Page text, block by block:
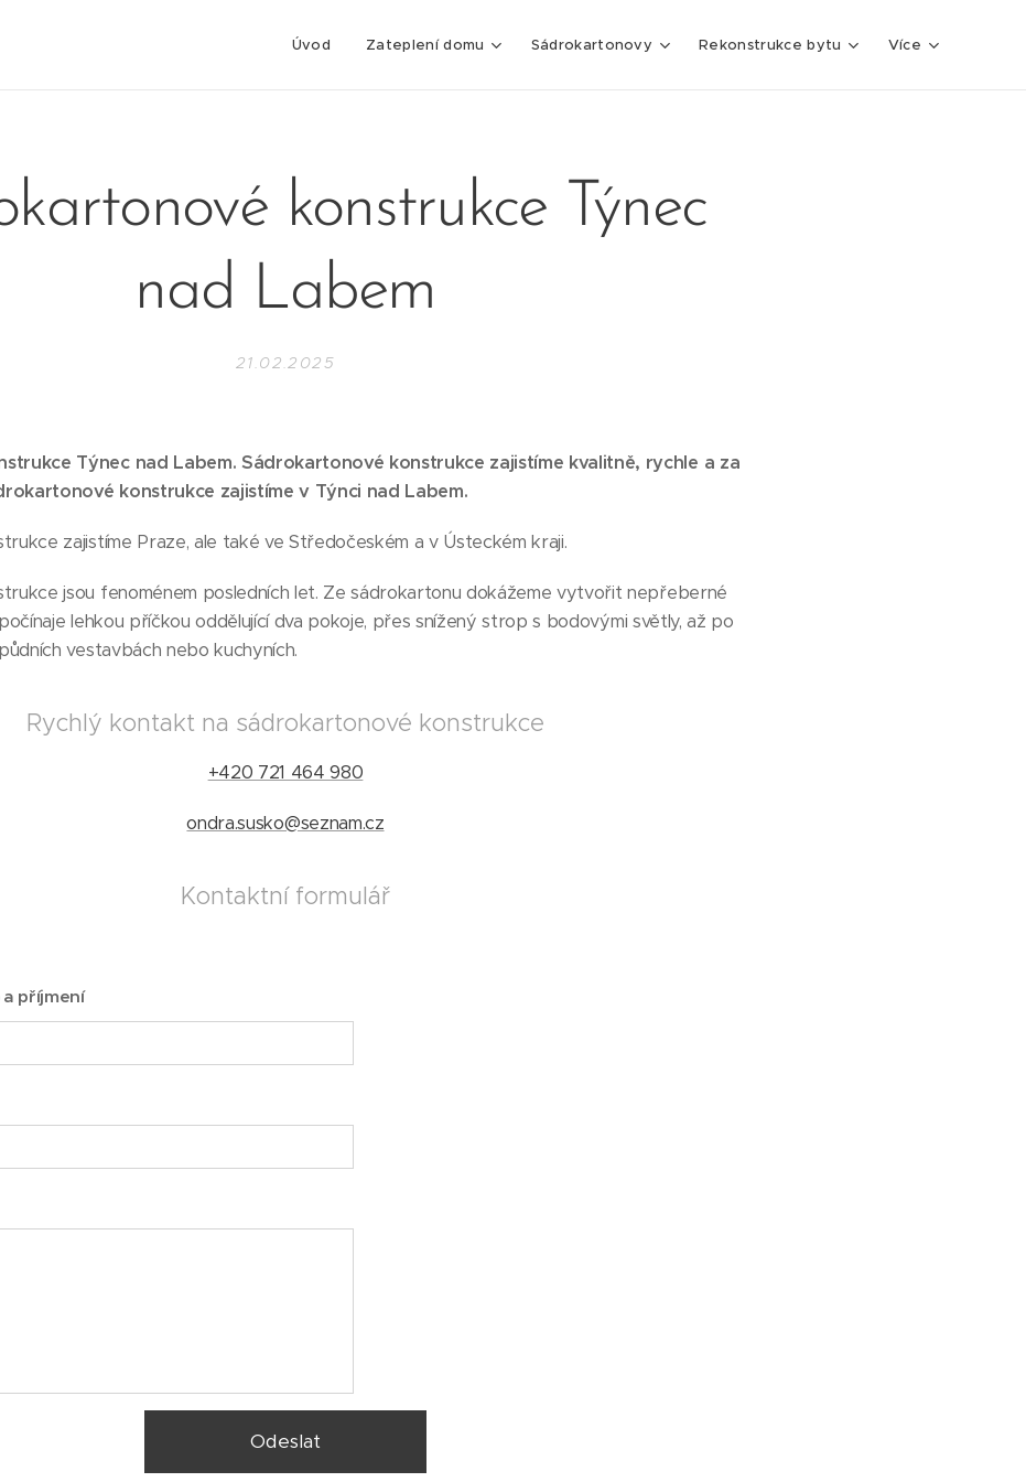
Úvod Zateplení domu Sádrokartonovy Rekonstrukce bytu Více
konstrukce Týnec
nad Labem
21.02.2025
Týnec nad Labem. Sádrokartonové konstrukce zajistíme kvalitně, rychle a za
konstrukce zajistíme v Týnci nad Labem.
zajistíme Praze, ale také ve Středočeském a v Ústeckém kraji.
jsou fenoménem posledních let. Ze sádrokartonu dokážeme vytvořit nepřeberné
lehkou příčkou oddělující dva pokoje, přes snížený strop s bodovými světly, až po
vestavbách nebo kuchyních.
Rychlý kontakt na sádrokartonové konstrukce
+420 721 464 980
ondra.susko@seznam.cz
Kontaktní formulář
příjmení
Odeslat